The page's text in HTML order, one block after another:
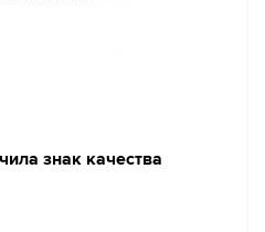
знак качества